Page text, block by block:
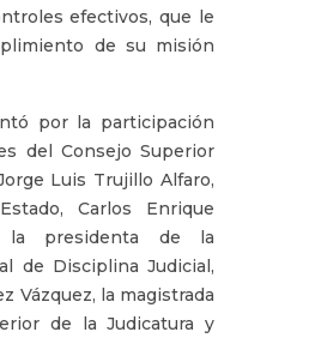
efectivos, que le
de su misión
por la participación
del Consejo Superior
Luis Trujillo Alfaro,
Carlos Enrique
la presidenta de la
de Disciplina Judicial,
Vázquez, la magistrada
de la Judicatura y